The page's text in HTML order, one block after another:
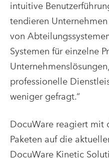
intuitive
tendieren
von
Systemen für einzelne
professionelle
weniger gefragt.“
DocuWare reagiert mit
Paketen auf die
DocuWare Kinetic